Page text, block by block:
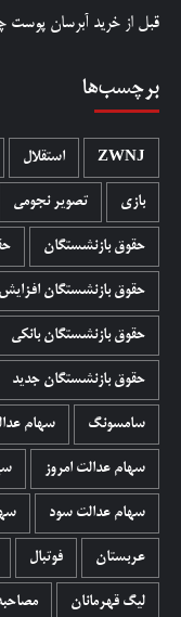
قبل از خرید آبرسان پوست
برچسب‌ها
ZWNJ استقلال
بازی تصویر نجومی
حقوق بازنشستگان
حقوق بازنشستگان
حقوق بازنشستگان بانکی
حقوق بازنشستگان جدید
سامسونگ سهام
سهام عدالت امروز
سهام عدالت سود
عربستان فوتبال
لیگ قهرمانان